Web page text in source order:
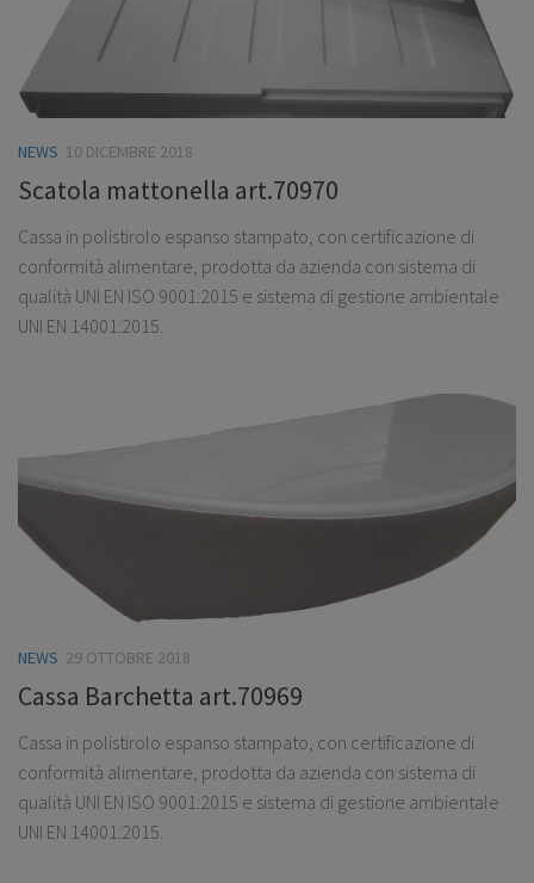
NEWS 10 DICEMBRE 2018
Scatola mattonella art.70970
Cassa in polistirolo espanso stampato, con certificazione di
conformità alimentare, prodotta da azienda con sistema di
qualità UNI EN ISO 9001:2015 e sistema di gestione ambientale
UNI EN 14001:2015.
NEWS 29 OTTOBRE 2018
Cassa Barchetta art.70969
Cassa in polistirolo espanso stampato, con certificazione di
conformità alimentare, prodotta da azienda con sistema di
qualità UNI EN ISO 9001:2015 e sistema di gestione ambientale
UNI EN 14001:2015.